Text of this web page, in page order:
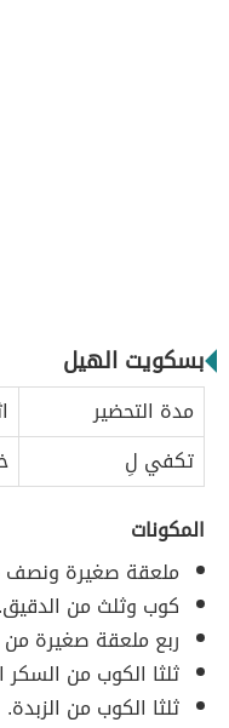
بسكويت الهيل
مدة التحضير
تكفي لِ
المكونات
ملعقة صغيرة ونصف
كوب وثلث من الدقيق.
ربع ملعقة صغيرة من
ثلثا الكوب من السكر
ثلثا الكوب من الزبدة.